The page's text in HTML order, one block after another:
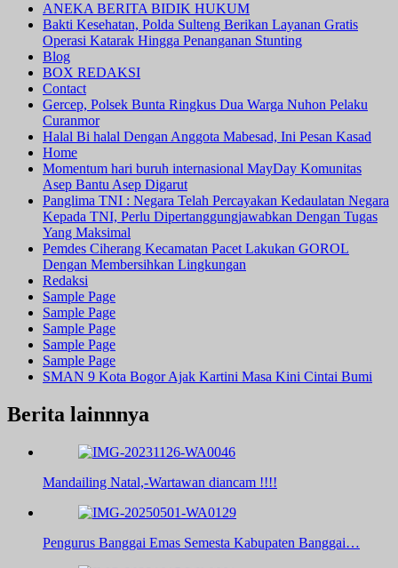
ANEKA BERITA BIDIK HUKUM
Bakti Kesehatan, Polda Sulteng Berikan Layanan Gratis
Operasi Katarak Hingga Penanganan Stunting
Blog
BOX REDAKSI
Contact
Gercep, Polsek Bunta Ringkus Dua Warga Nuhon Pelaku
Curanmor
Halal Bi halal Dengan Anggota Mabesad, Ini Pesan Kasad
Home
Momentum hari buruh internasional MayDay Komunitas
Asep Bantu Asep Digarut
Panglima TNI : Negara Telah Percayakan Kedaulatan Negara
Kepada TNI, Perlu Dipertanggungjawabkan Dengan Tugas
Yang Maksimal
Pemdes Ciherang Kecamatan Pacet Lakukan GOROL
Dengan Membersihkan Lingkungan
Redaksi
Sample Page
Sample Page
Sample Page
Sample Page
Sample Page
SMAN 9 Kota Bogor Ajak Kartini Masa Kini Cintai Bumi
Berita lainnnya
Mandailing Natal,-Wartawan diancam !!!!
Pengurus Banggai Emas Semesta Kabupaten Banggai…